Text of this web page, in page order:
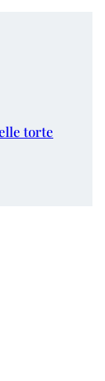
torte